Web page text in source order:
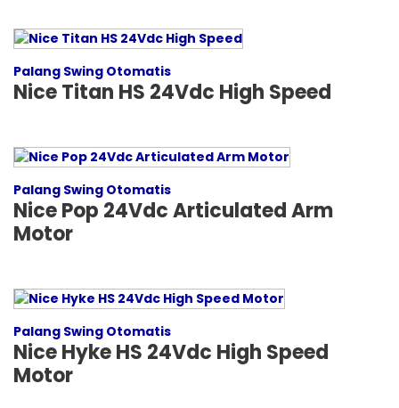
Palang Swing Otomatis
Nice Titan HS 24Vdc High Speed
Palang Swing Otomatis
Nice Pop 24Vdc Articulated Arm
Motor
Palang Swing Otomatis
Nice Hyke HS 24Vdc High Speed
Motor